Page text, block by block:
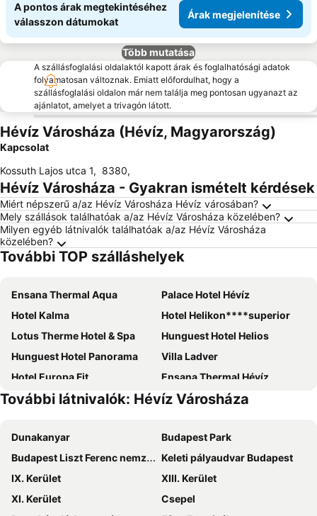
A pontos árak megtekintéséhez
válasszon dátumokat
Árak megjelenítése
Több mutatása
A szállásfoglalási oldalaktól kapott árak és foglalhatósági adatok
folyamatosan változnak. Emiatt előfordulhat, hogy a
szállásfoglalási oldalon már nem találja meg pontosan ugyanazt az
ajánlatot, amelyet a trivagón látott.
Hévíz Városháza (Hévíz, Magyarország)
Kapcsolat
Kossuth Lajos utca 1, 8380,
Hévíz Városháza - Gyakran ismételt kérdések
Miért népszerű a/az Hévíz Városháza Hévíz városában?
Mely szállások találhatóak a/az Hévíz Városháza közelében?
Milyen egyéb látnivalók találhatóak a/az Hévíz Városháza
közelében?
További TOP szálláshelyek
Ensana Thermal Aqua
Palace Hotel Hévíz
Hotel Kalma
Hotel Helikon****superior
Lotus Therme Hotel & Spa
Hunguest Hotel Helios
Hunguest Hotel Panorama
Villa Ladver
Hotel Europa Fit
Ensana Thermal Hévíz
Majerik Hotel
Bonvital Hotel Hévíz Superior Adults Only
Abbázia Club Hotel Kék
Hotel Fit Hévíz
Kehida Termál Resort & Spa
Arkánum Hotel
Hotel Carbona Thermal Spa
Batthyány Kastélyszálló
Holiday Club Apartman Hotel
Amira Boutique Hotel Hévíz Wellness & Spa
További látnivalók: Hévíz Városháza
Dunakanyar
Budapest Park
Budapest Liszt Ferenc nemzetközi repülőtér
Keleti pályaudvar Budapest
IX. Kerület
XIII. Kerület
XI. Kerület
Csepel